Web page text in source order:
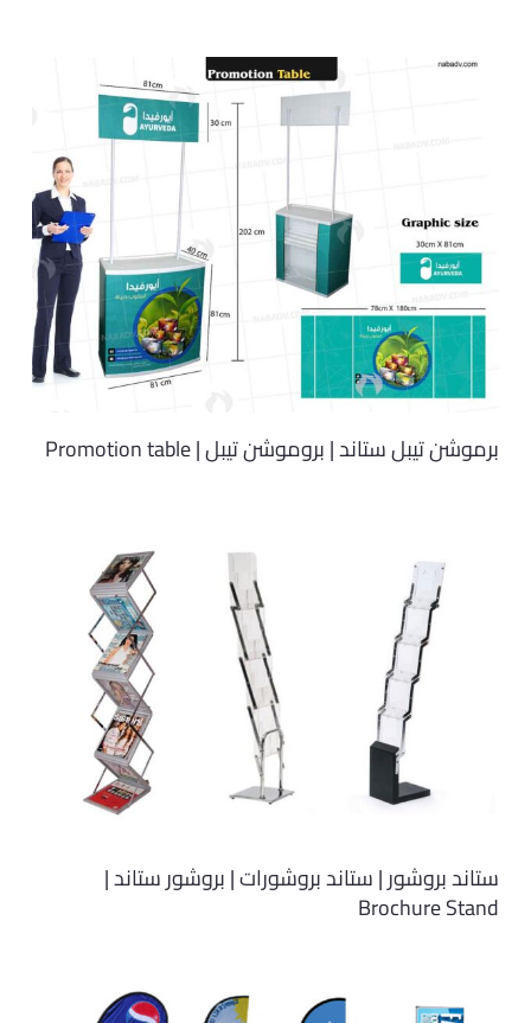
برموشن تيبل ستاند | بروموشن تيبل | Promotion table
ستاند بروشور | ستاند بروشورات | بروشور ستاند |
Brochure Stand